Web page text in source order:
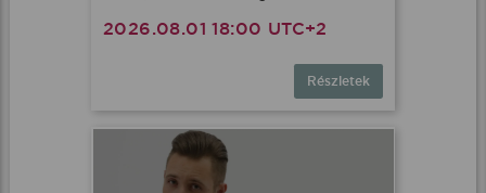
2026.08.01 18:00 UTC+2
Részletek